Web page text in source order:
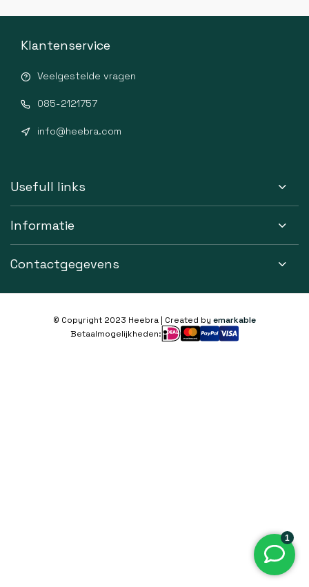
Klantenservice
Veelgestelde vragen
085-2121757
info@heebra.com
Usefull links
Informatie
Contactgegevens
© Copyright 2023 Heebra | Created by emarkable
Betaalmogelijkheden: